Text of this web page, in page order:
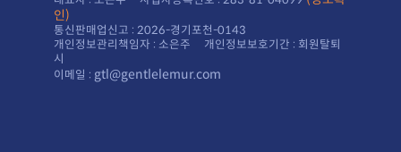
인)
통신판매업신고 : 2026-경기포천-0143
시
이메일 : gtl@gentlelemur.com